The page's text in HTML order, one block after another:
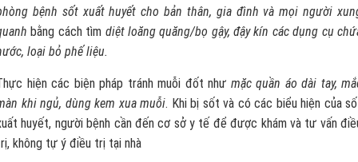
bệnh sốt xuất huyết cho bản thân, gia đình và mọi người
bằng cách tìm diệt loăng quăng/bọ gậy, đậy kín các dụng cụ
loại bỏ phế liệu.
hiện các biện pháp tránh muỗi đốt như mặc quần áo dài tay,
khi ngủ, dùng kem xua muỗi. Khi bị sốt và có các biểu hiện của
huyết, người bệnh cần đến cơ sở y tế để được khám và tư vấn
không tự ý điều trị tại nhà